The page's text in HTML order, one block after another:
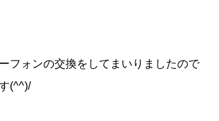
フォンの交換をしてまいりましたので
(^^)/